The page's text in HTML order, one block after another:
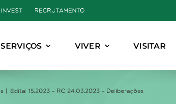
RECRUTAMENTO
SERVIÇOS VIVER VISITAR
Edital 15.2023 – RC 24.03.2023 – Deliberações